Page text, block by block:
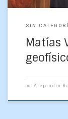
SIN
Matías
por Alejandro